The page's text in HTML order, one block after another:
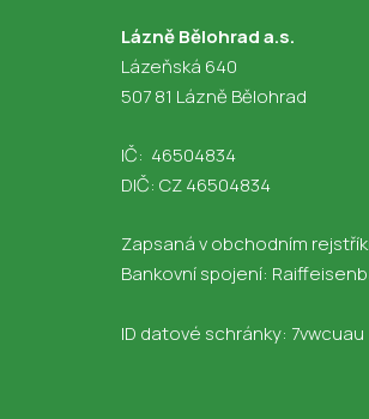
Lázně Bělohrad a.s.
Lázeňská 640
507 81 Lázně Bělohrad
IČ: 46504834
DIČ: CZ 46504834
Zapsaná v obchodním
Bankovní spojení:
ID datové schránky: 7vwcuau